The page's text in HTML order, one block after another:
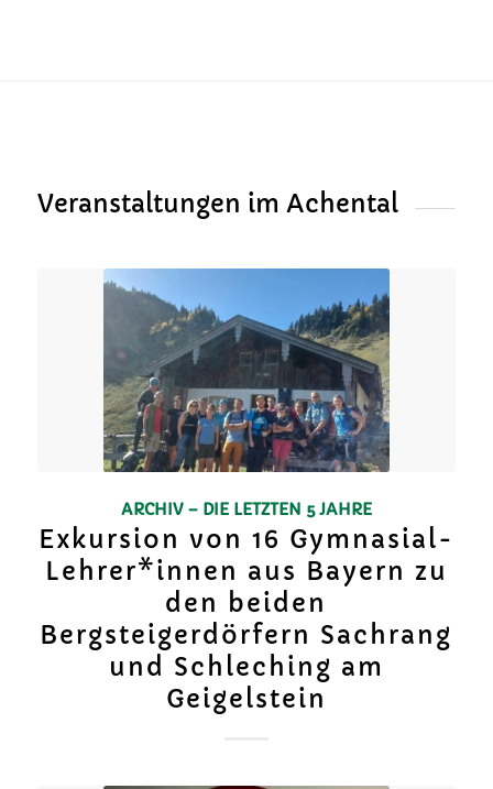
Veranstaltungen im Achental
ARCHIV – DIE LETZTEN 5 JAHRE
Exkursion von 16 Gymnasial-
Lehrer*innen aus Bayern zu
den beiden
Bergsteigerdörfern Sachrang
und Schleching am
Geigelstein